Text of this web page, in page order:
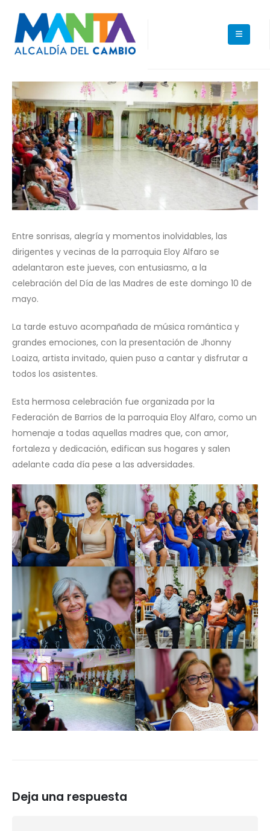
Entre sonrisas, alegría y momentos inolvidables, las
dirigentes y vecinas de la parroquia Eloy Alfaro se
adelantaron este jueves, con entusiasmo, a la
celebración del Día de las Madres de este domingo 10 de
mayo.
La tarde estuvo acompañada de música romántica y
grandes emociones, con la presentación de Jhonny
Loaiza, artista invitado, quien puso a cantar y disfrutar a
todos los asistentes.
Esta hermosa celebración fue organizada por la
Federación de Barrios de la parroquia Eloy Alfaro, como un
homenaje a todas aquellas madres que, con amor,
fortaleza y dedicación, edifican sus hogares y salen
adelante cada día pese a las adversidades.
Deja una respuesta